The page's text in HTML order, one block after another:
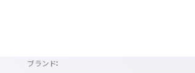
ブランド